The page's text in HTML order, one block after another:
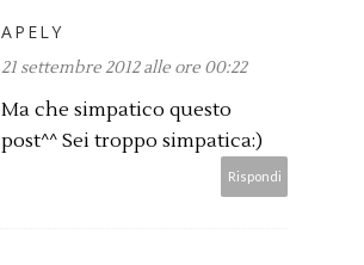
APELY
21 settembre 2012 alle ore 00:22
Ma che simpatico questo
post^^ Sei troppo simpatica:)
Rispondi